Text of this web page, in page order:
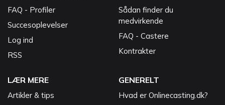
FAQ - Profiler
Succesoplevelser
Log ind
RSS
Sådan finder du
medvirkende
FAQ - Castere
Kontrakter
LÆR MERE
Artikler & tips
GENERELT
Hvad er Onlinecasting.dk?